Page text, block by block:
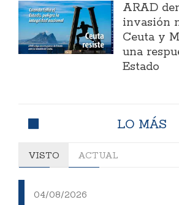
ARAD
invasión
Ceuta y
una
Estado
LO MÁS
VISTO ACTUAL
04/08/2026